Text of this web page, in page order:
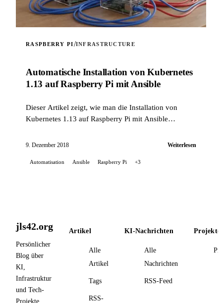
RASPBERRY PI/INFRASTRUCTURE
Automatische Installation von Kubernetes
1.13 auf Raspberry Pi mit Ansible
Dieser Artikel zeigt, wie man die Installation von
Kubernetes 1.13 auf Raspberry Pi mit Ansible
9. Dezember 2018 Weiterlesen
Automatisation Ansible Raspberry Pi +3
jls42.org
Persönlicher
Blog über
KI,
Infrastruktur
und Tech-
Projekte
Artikel
Alle
Artikel
Tags
RSS-
KI-Nachrichten
Alle
Nachrichten
RSS-Feed
Projekte